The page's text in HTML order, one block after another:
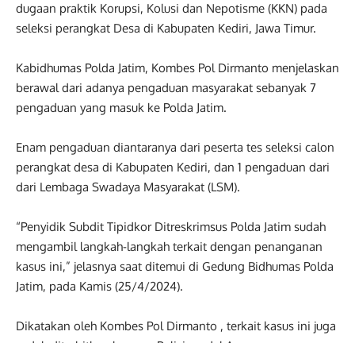
dugaan praktik Korupsi, Kolusi dan Nepotisme (KKN) pada
seleksi perangkat Desa di Kabupaten Kediri, Jawa Timur.
Kabidhumas Polda Jatim, Kombes Pol Dirmanto menjelaskan
berawal dari adanya pengaduan masyarakat sebanyak 7
pengaduan yang masuk ke Polda Jatim.
Enam pengaduan diantaranya dari peserta tes seleksi calon
perangkat desa di Kabupaten Kediri, dan 1 pengaduan dari
dari Lembaga Swadaya Masyarakat (LSM).
“Penyidik Subdit Tipidkor Ditreskrimsus Polda Jatim sudah
mengambil langkah-langkah terkait dengan penanganan
kasus ini,” jelasnya saat ditemui di Gedung Bidhumas Polda
Jatim, pada Kamis (25/4/2024).
Dikatakan oleh Kombes Pol Dirmanto , terkait kasus ini juga